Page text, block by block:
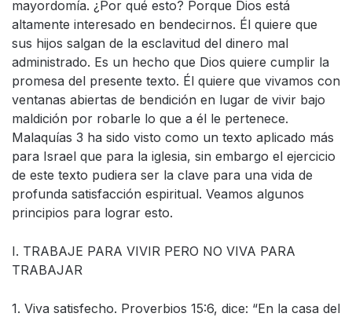
mayordomía. ¿Por qué esto? Porque Dios está
altamente interesado en bendecirnos. Él quiere que
sus hijos salgan de la esclavitud del dinero mal
administrado. Es un hecho que Dios quiere cumplir la
promesa del presente texto. Él quiere que vivamos con
ventanas abiertas de bendición en lugar de vivir bajo
maldición por robarle lo que a él le pertenece.
Malaquías 3 ha sido visto como un texto aplicado más
para Israel que para la iglesia, sin embargo el ejercicio
de este texto pudiera ser la clave para una vida de
profunda satisfacción espiritual. Veamos algunos
principios para lograr esto.
I. TRABAJE PARA VIVIR PERO NO VIVA PARA
TRABAJAR
1. Viva satisfecho. Proverbios 15:6, dice: “En la casa del